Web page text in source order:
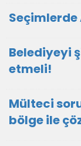
Seçimlerde
Belediyeyi
etmeli!
Mülteci
bölge ile